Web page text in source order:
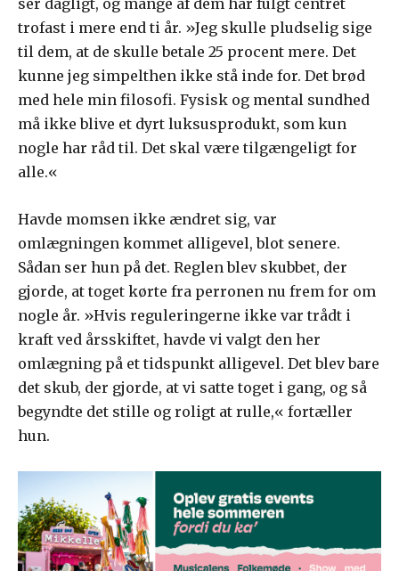
ser dagligt, og mange af dem har fulgt centret
trofast i mere end ti år. »Jeg skulle pludselig sige
til dem, at de skulle betale 25 procent mere. Det
kunne jeg simpelthen ikke stå inde for. Det brød
med hele min filosofi. Fysisk og mental sundhed
må ikke blive et dyrt luksusprodukt, som kun
nogle har råd til. Det skal være tilgængeligt for
alle.«
Havde momsen ikke ændret sig, var
omlægningen kommet alligevel, blot senere.
Sådan ser hun på det. Reglen blev skubbet, der
gjorde, at toget kørte fra perronen nu frem for om
nogle år. »Hvis reguleringerne ikke var trådt i
kraft ved årsskiftet, havde vi valgt den her
omlægning på et tidspunkt alligevel. Det blev bare
det skub, der gjorde, at vi satte toget i gang, og så
begyndte det stille og roligt at rulle,« fortæller
hun.